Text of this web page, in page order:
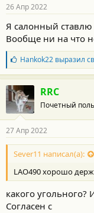
26 Апр 2022
Я салонный
Вообще ни на что
Б
л
а
г
о
д
а
н
о
с
и
:
Hankok22выразил
RRC
Почетный
27 Апр 2022
Sever11 написал(а):
LAO490 хорошо
какого угольного?
Согласен с